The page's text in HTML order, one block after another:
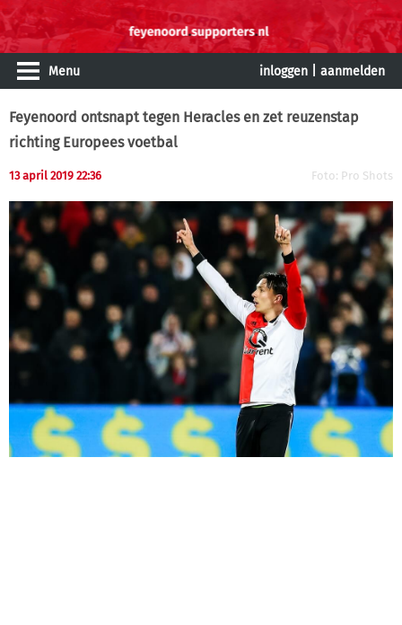
Menu inloggen aanmelden
Feyenoord ontsnapt tegen Heracles en zet reuzenstap
richting Europees voetbal
13 april 2019 22:36 Foto: Pro Shots